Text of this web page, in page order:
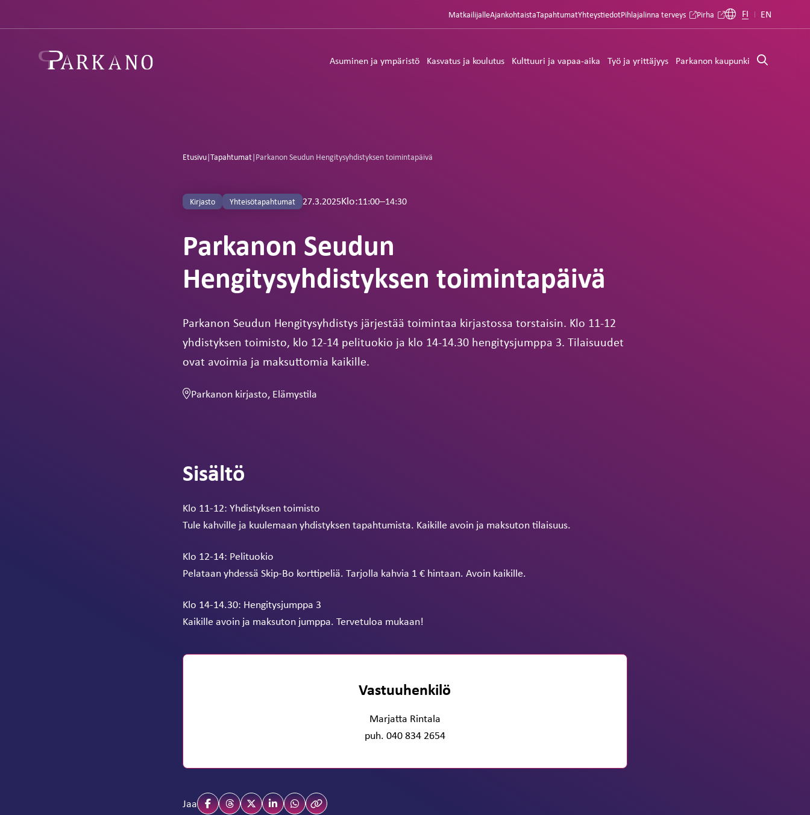
MatkailijalleAjankohtaistaTapahtumatYhteystiedotPihlajalinna terveys Pirha FI EN
Asuminen ja ympäristö Kasvatus ja koulutus Kulttuuri ja vapaa-aika Työ ja yrittäjyys Parkanon kaupunki
Etusivu|Tapahtumat|Parkanon Seudun Hengitysyhdistyksen toimintapäivä
Kirjasto Yhteisötapahtumat 27.3.2025Klo:11:00–14:30
Parkanon Seudun
Hengitysyhdistyksen toimintapäivä
Parkanon Seudun Hengitysyhdistys järjestää toimintaa kirjastossa torstaisin. Klo 11-12
yhdistyksen toimisto, klo 12-14 pelituokio ja klo 14-14.30 hengitysjumppa 3. Tilaisuudet
ovat avoimia ja maksuttomia kaikille.
Parkanon kirjasto, Elämystila
Sisältö
Klo 11-12: Yhdistyksen toimisto
Tule kahville ja kuulemaan yhdistyksen tapahtumista. Kaikille avoin ja maksuton tilaisuus.
Klo 12-14: Pelituokio
Pelataan yhdessä Skip-Bo korttipeliä. Tarjolla kahvia 1 € hintaan. Avoin kaikille.
Klo 14-14.30: Hengitysjumppa 3
Kaikille avoin ja maksuton jumppa. Tervetuloa mukaan!
Vastuuhenkilö
Marjatta Rintala
puh. 040 834 2654
Jaa